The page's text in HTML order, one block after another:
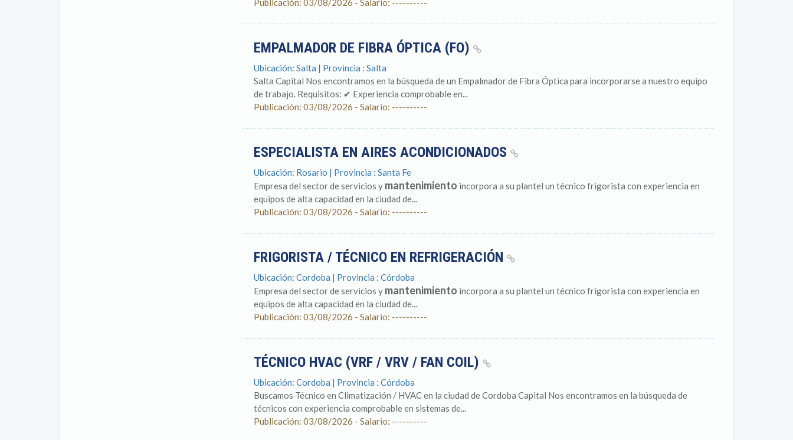
Publicación: 03/08/2026 - Salario: ----------
EMPALMADOR DE FIBRA ÓPTICA (FO)
Ubicación: Salta | Provincia : Salta
Salta Capital Nos encontramos en la búsqueda de un Empalmador de Fibra Óptica para incorporarse a nuestro equipo
de trabajo. Requisitos: ✔ Experiencia comprobable en...
Publicación: 03/08/2026 - Salario: ----------
ESPECIALISTA EN AIRES ACONDICIONADOS
Ubicación: Rosario | Provincia : Santa Fe
Empresa del sector de servicios y mantenimiento incorpora a su plantel un técnico frigorista con experiencia en
equipos de alta capacidad en la ciudad de...
Publicación: 03/08/2026 - Salario: ----------
FRIGORISTA / TÉCNICO EN REFRIGERACIÓN
Ubicación: Cordoba | Provincia : Córdoba
Empresa del sector de servicios y mantenimiento incorpora a su plantel un técnico frigorista con experiencia en
equipos de alta capacidad en la ciudad de...
Publicación: 03/08/2026 - Salario: ----------
TÉCNICO HVAC (VRF / VRV / FAN COIL)
Ubicación: Cordoba | Provincia : Córdoba
Buscamos Técnico en Climatización / HVAC en la ciudad de Cordoba Capital Nos encontramos en la búsqueda de
técnicos con experiencia comprobable en sistemas de...
Publicación: 03/08/2026 - Salario: ----------